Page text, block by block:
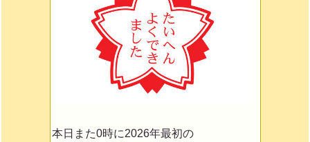
本日また0時に2026年最初の